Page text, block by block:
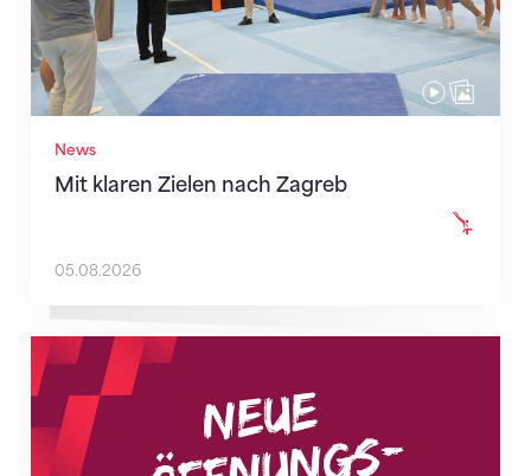
News
Mit klaren Zielen nach Zagreb
05.08.2026
Neue Empfangszeiten ab 1. August 2026